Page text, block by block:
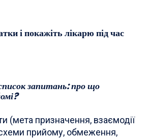
і покажіть лікарю під час
запитань: про що
(мета призначення, взаємодії
прийому, обмеження,